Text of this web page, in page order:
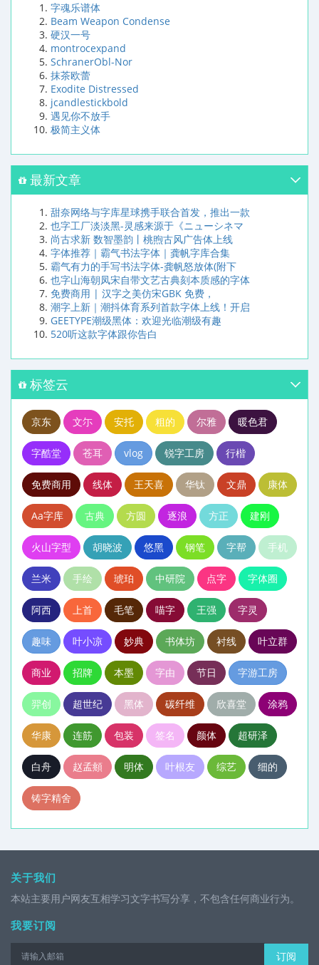
字魂乐谱体
Beam Weapon Condense
硬汉一号
montrocexpand
SchranerObl-Nor
抹茶欧蕾
Exodite Distressed
jcandlestickbold
遇见你不放手
极简主义体
最新文章
甜奈网络与字库星球携手联合首发，推出一款
也字工厂淡淡黑-灵感来源于《ニューシネマ
尚古求新 数智墨韵丨桃煦古风广告体上线
字体推荐｜霸气书法字体｜龚帆字库合集
霸气有力的手写书法字体-龚帆怒放体(附下
也字山海朝凤宋自带文艺古典刻本质感的字体
免费商用 | 汉字之美仿宋GBK 免费，
潮字上新｜潮抖体育系列首款字体上线！开启
GEETYPE潮级黑体：欢迎光临潮级有趣
520听这款字体跟你告白
标签云
京东 文尓 安托 粗的 尔雅 暖色君
字酷堂 苍耳 vlog 锐字工房 行楷
免费商用 线体 王天喜 华钛 文鼎 康体
Aa字库 古典 方圆 逐浪 方正 建刚
火山字型 胡晓波 悠黑 钢笔 字帮 手机
兰米 手绘 琥珀 中研院 点字 字体圈
阿西 上首 毛笔 喵字 王强 字灵
趣味 叶小凉 妙典 书体坊 衬线 叶立群
商业 招牌 本墨 字由 节日 字游工房
羿创 超世纪 黑体 碳纤维 欣喜堂 涂鸦
华康 连筋 包装 签名 颜体 超研泽
白舟 赵孟頫 明体 叶根友 综艺 细的
铸字精舍
关于我们
本站主要用户网友互相学习文字书写分享，不包含任何商业行为。
我要订阅
订阅